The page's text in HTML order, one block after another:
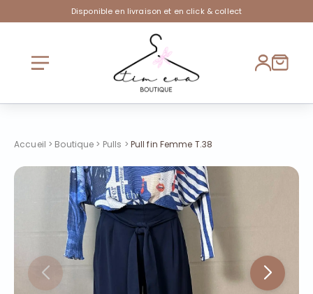
Disponible en livraison et en click & collect
Accueil > Boutique > Pulls > Pull fin Femme T.38